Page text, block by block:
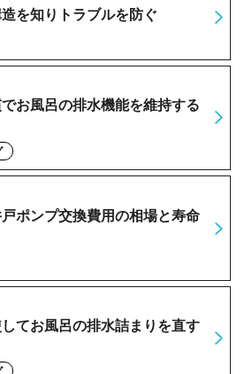
造を知りトラブルを防ぐ
お風呂の排水機能を維持する
ポンプ交換費用の相場と寿命
てお風呂の排水詰まりを直す